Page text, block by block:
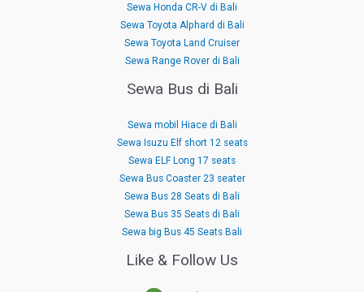
Sewa Honda CR-V di Bali
Sewa Toyota Alphard di Bali
Sewa Toyota Land Cruiser
Sewa Range Rover di Bali
Sewa Bus di Bali
Sewa mobil Hiace di Bali
Sewa Isuzu Elf short 12 seats
Sewa ELF Long 17 seats
Sewa Bus Coaster 23 seater
Sewa Bus 28 Seats di Bali
Sewa Bus 35 Seats di Bali
Sewa big Bus 45 Seats Bali
Like & Follow Us